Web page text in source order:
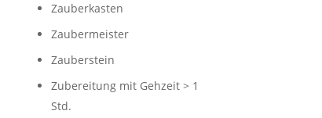
Zauberkasten
Zaubermeister
Zauberstein
Zubereitung mit Gehzeit > 1
Std.